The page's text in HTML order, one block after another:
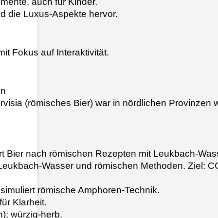
die Luxus-Aspekte hervor.
Fokus auf Interaktivität.
(römisches Bier) war in nördlichen
nach römischen Rezepten mit Leukbach-
Wasser und römischen Methoden.
römische Amphoren-Technik.
Klarheit.
würzig-herb.